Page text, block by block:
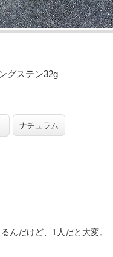
グステン32g
ナチュラム
んだけど、1人だと大変。